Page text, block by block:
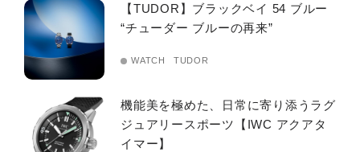
【TUDOR】ブラックベイ 54 ブルー
“チューダー ブルーの再来”
WATCH TUDOR
機能美を極めた、日常に寄り添うラグ
ジュアリースポーツ【IWC アクアタ
イマー】